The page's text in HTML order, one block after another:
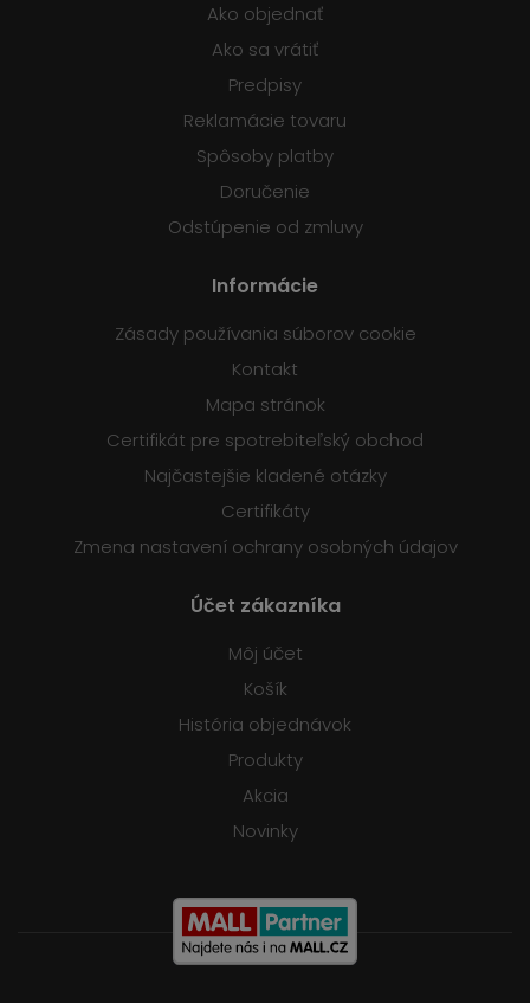
Ako objednať
Ako sa vrátiť
Predpisy
Reklamácie tovaru
Spôsoby platby
Doručenie
Odstúpenie od zmluvy
Informácie
Zásady používania súborov cookie
Kontakt
Mapa stránok
Certifikát pre spotrebiteľský obchod
Najčastejšie kladené otázky
Certifikáty
Zmena nastavení ochrany osobných údajov
Účet zákazníka
Môj účet
Košík
História objednávok
Produkty
Akcia
Novinky